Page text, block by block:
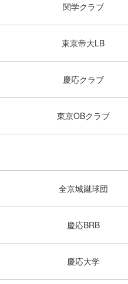
関学クラブ
東京帝大LB
慶応クラブ
東京OBクラブ
全京城蹴球団
慶応BRB
慶応大学